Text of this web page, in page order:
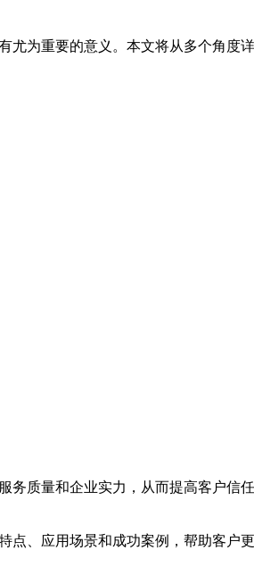
为重要的意义。本文将从多个角度详
质量和企业实力，从而提高客户信任
点、应用场景和成功案例，帮助客户